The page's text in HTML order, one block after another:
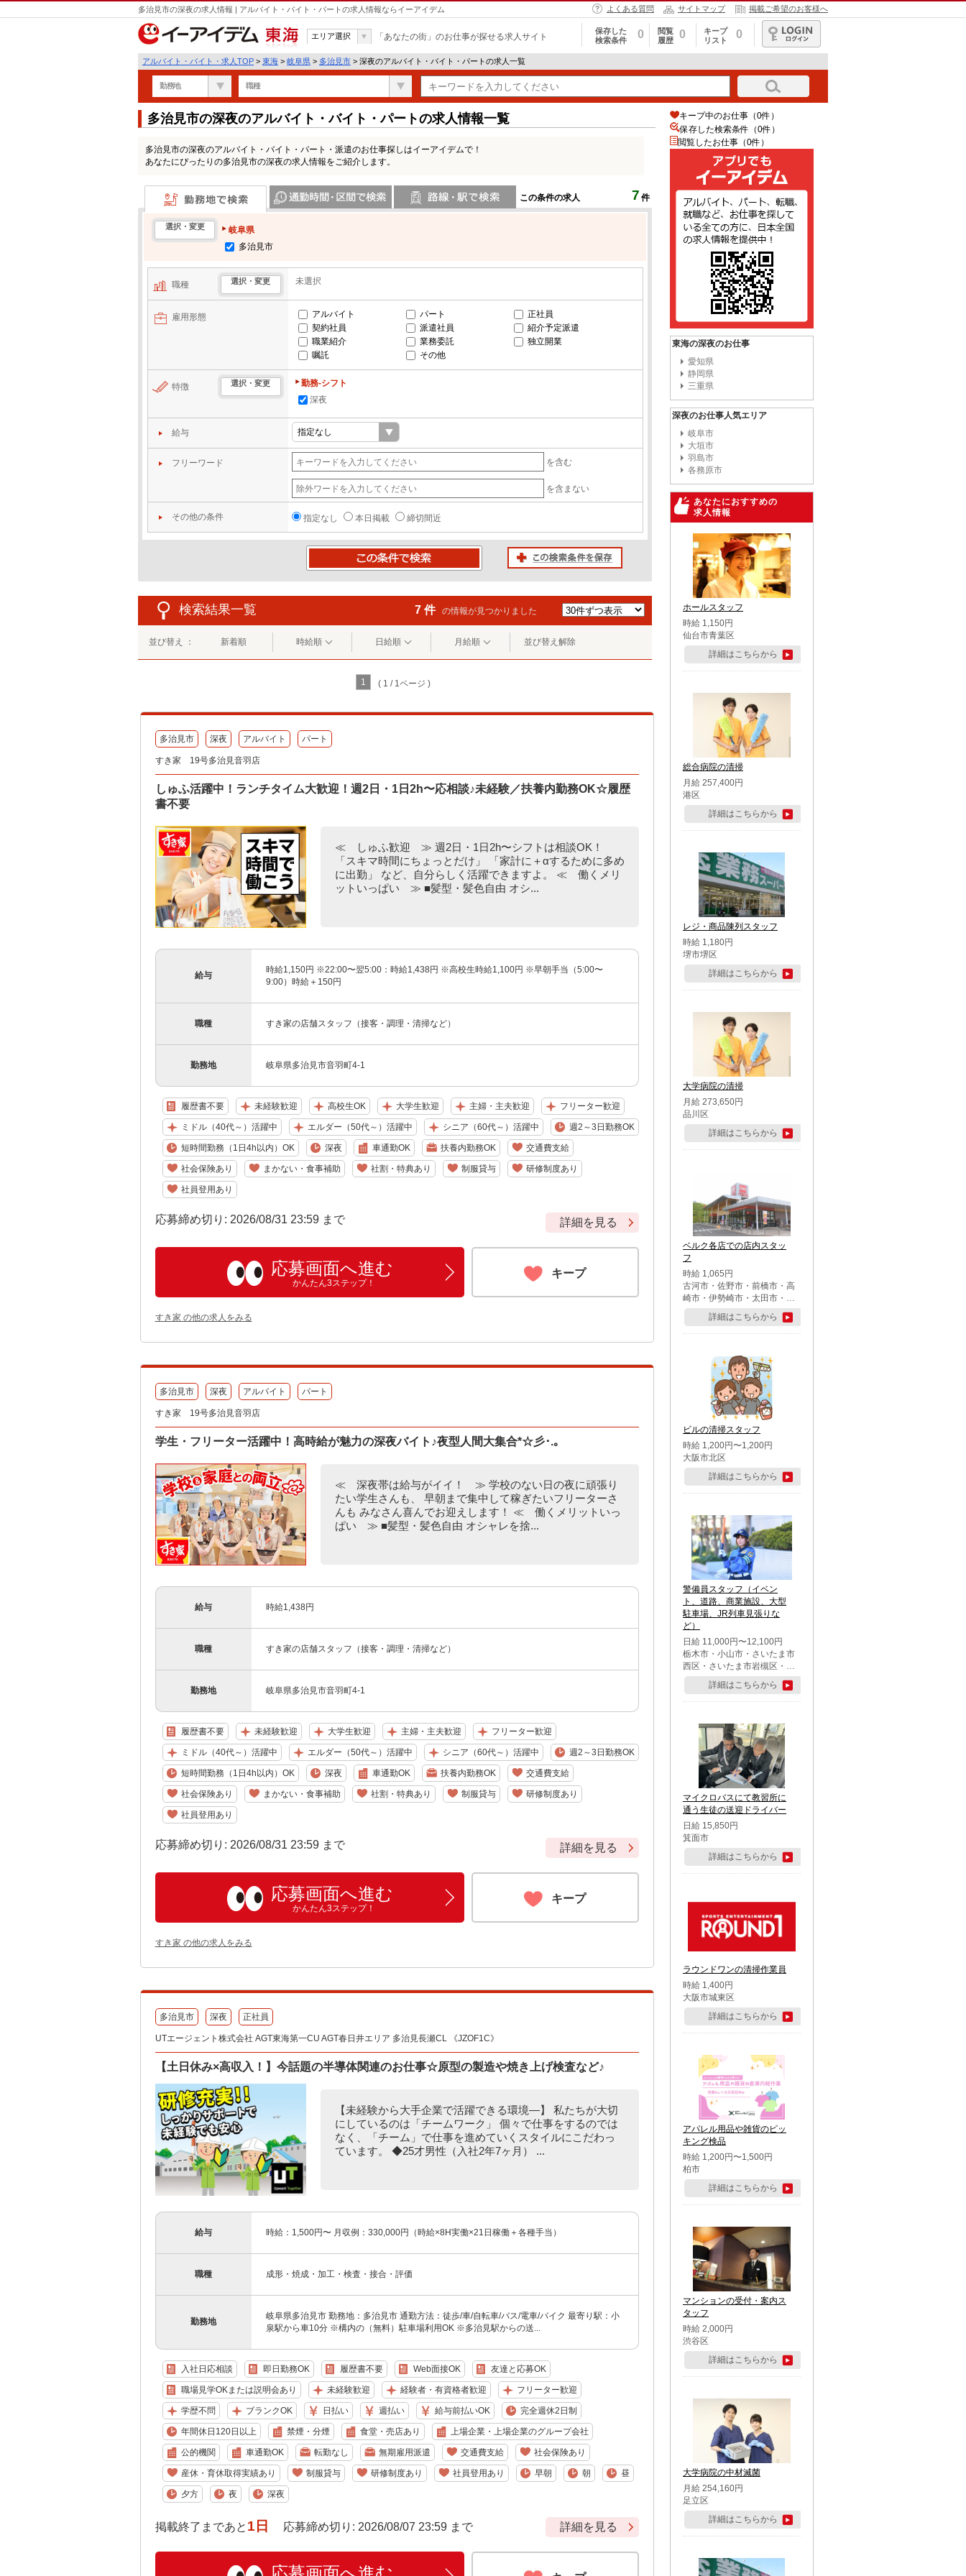
多治見市の深夜の求人情報 | アルバイト・バイト・パートの求人情報ならイーアイデム よくある質問 サイトマップ 掲載ご希望のお客様へ
東海
エリア選択 「あなたの街」のお仕事が探せる求人サイト
保存した
検索条件
0
閲覧
履歴
0
キープ
リスト
0
ログイン
アルバイト・バイト・求人TOP > 東海 > 岐阜県 > 多治見市 > 深夜のアルバイト・バイト・パートの求人一覧
勤務地 職種
多治見市の深夜のアルバイト・バイト・パートの求人情報一覧
多治見市の深夜のアルバイト・バイト・パート・派遣のお仕事探しはイーアイデムで！
あなたにぴったりの多治見市の深夜の求人情報をご紹介します。
この条件の求人 7 件
勤務地で検索
選択・変更
岐阜県
多治見市
職種 選択・変更 未選択
雇用形態 アルバイト パート
正社員
契約社員
派遣社員
紹介予定派遣
職業紹介
業務委託
独立開業
嘱託
その他
特徴 選択・変更
勤務-シフト
深夜
給与
フリーワード を含む
を含まない
その他の条件 指定なし 本日掲載 締切間近
検索結果一覧 7 件 の情報が見つかりました
並び替え ： 新着順 時給順 日給順 月給順 並び替え解除
1 ( 1 / 1ページ )
多治見市 深夜 アルバイト パート
すき家 19号多治見音羽店
しゅふ活躍中！ランチタイム大歓迎！週2日・1日2h〜応相談♪未経験／扶養内勤務OK☆履歴
書不要
≪ しゅふ歓迎 ≫ 週2日・1日2h〜シフトは相談OK！
「スキマ時間にちょっとだけ」 「家計に＋αするために多め
に出勤」 など、自分らしく活躍できますよ。 ≪ 働くメリ
ットいっぱい ≫ ■髪型・髪色自由 オシ...
給与
時給1,150円 ※22:00〜翌5:00：時給1,438円 ※高校生時給1,100円 ※早朝手当（5:00〜
9:00）時給＋150円
職種 すき家の店舗スタッフ（接客・調理・清掃など）
勤務地 岐阜県多治見市音羽町4-1
履歴書不要 未経験歓迎 高校生OK 大学生歓迎 主婦・主夫歓迎 フリーター歓迎
ミドル（40代～）活躍中 エルダー（50代～）活躍中 シニア（60代～）活躍中 週2～3日勤務OK
短時間勤務（1日4h以内）OK 深夜 車通勤OK 扶養内勤務OK 交通費支給
社会保険あり まかない・食事補助 社割・特典あり 制服貸与 研修制度あり
社員登用あり
応募締め切り: 2026/08/31 23:59 まで 詳細を見る
応募画面へ進む
かんたん3ステップ！
キープ
すき家 の他の求人をみる
多治見市 深夜 アルバイト パート
すき家 19号多治見音羽店
学生・フリーター活躍中！高時給が魅力の深夜バイト♪夜型人間大集合*☆彡･.｡
≪ 深夜帯は給与がイイ！ ≫ 学校のない日の夜に頑張り
たい学生さんも、 早朝まで集中して稼ぎたいフリーターさ
んも みなさん喜んでお迎えします！ ≪ 働くメリットいっ
ぱい ≫ ■髪型・髪色自由 オシャレを捨...
給与 時給1,438円
職種 すき家の店舗スタッフ（接客・調理・清掃など）
勤務地 岐阜県多治見市音羽町4-1
履歴書不要 未経験歓迎 大学生歓迎 主婦・主夫歓迎 フリーター歓迎
ミドル（40代～）活躍中 エルダー（50代～）活躍中 シニア（60代～）活躍中 週2～3日勤務OK
短時間勤務（1日4h以内）OK 深夜 車通勤OK 扶養内勤務OK 交通費支給
社会保険あり まかない・食事補助 社割・特典あり 制服貸与 研修制度あり
社員登用あり
応募締め切り: 2026/08/31 23:59 まで 詳細を見る
応募画面へ進む
かんたん3ステップ！
キープ
すき家 の他の求人をみる
多治見市 深夜 正社員
UTエージェント株式会社 AGT東海第一CU AGT春日井エリア 多治見長瀬CL 《JZOF1C》
【土日休み×高収入！】今話題の半導体関連のお仕事☆原型の製造や焼き上げ検査など♪
【未経験から大手企業で活躍できる環境―】 私たちが大切
にしているのは「チームワーク」 個々で仕事をするのでは
なく、「チーム」で仕事を進めていくスタイルにこだわっ
ています。 ◆25才男性（入社2年7ヶ月） ...
給与 時給：1,500円〜 月収例：330,000円（時給×8H実働×21日稼働＋各種手当）
職種 成形・焼成・加工・検査・接合・評価
勤務地
岐阜県多治見市 勤務地：多治見市 通勤方法：徒歩/車/自転車/バス/電車/バイク 最寄り駅：小
泉駅から車10分 ※構内の（無料）駐車場利用OK ※多治見駅からの送...
入社日応相談 即日勤務OK 履歴書不要 Web面接OK 友達と応募OK
職場見学OKまたは説明会あり 未経験歓迎 経験者・有資格者歓迎 フリーター歓迎
学歴不問 ブランクOK 日払い 週払い 給与前払いOK 完全週休2日制
年間休日120日以上 禁煙・分煙 食堂・売店あり 上場企業・上場企業のグループ会社
公的機関 車通勤OK 転勤なし 無期雇用派遣 交通費支給 社会保険あり
産休・育休取得実績あり 制服貸与 研修制度あり 社員登用あり 早朝 朝 昼
夕方 夜 深夜
掲載終了まであと 1日 応募締め切り: 2026/08/07 23:59 まで 詳細を見る
キープ中のお仕事（0件）
保存した検索条件（0件）
閲覧したお仕事（0件）
東海の深夜のお仕事
愛知県
静岡県
三重県
深夜のお仕事人気エリア
岐阜市
大垣市
羽島市
各務原市
あなたにおすすめの
求人情報
ホールスタッフ
時給 1,150円
仙台市青葉区
詳細はこちらから
総合病院の清掃
月給 257,400円
港区
詳細はこちらから
レジ・商品陳列スタッフ
時給 1,180円
堺市堺区
詳細はこちらから
大学病院の清掃
月給 273,650円
品川区
詳細はこちらから
ベルク各店での店内スタッ
フ
時給 1,065円
古河市・佐野市・前橋市・高
崎市・伊勢崎市・太田市・館
林市・藤岡市・大泉町・さい
たま市北区・川越市・熊谷
市・行田市・秩父市・所沢
市・鶴ケ島市・千葉市中央
区・市川市・松戸市・習志野
市・柏市・流山市・八千代
市・足立区・江戸川区・八王
子市・町田市
詳細はこちらから
ビルの清掃スタッフ
時給 1,200円〜1,200円
大阪市北区
詳細はこちらから
警備員スタッフ（イベン
ト、道路、商業施設、大型
駐車場、JR列車見張りな
ど）
日給 11,000円〜12,100円
栃木市・小山市・さいたま市
西区・さいたま市岩槻区・久
喜市・蓮田市
詳細はこちらから
マイクロバスにて教習所に
通う生徒の送迎ドライバー
日給 15,850円
箕面市
詳細はこちらから
ラウンドワンの清掃作業員
時給 1,400円
大阪市城東区
詳細はこちらから
アパレル用品や雑貨のピッ
キング検品
時給 1,200円〜1,500円
柏市
詳細はこちらから
マンションの受付・案内ス
タッフ
時給 2,000円
渋谷区
詳細はこちらから
大学病院の中材滅菌
月給 254,160円
足立区
詳細はこちらから